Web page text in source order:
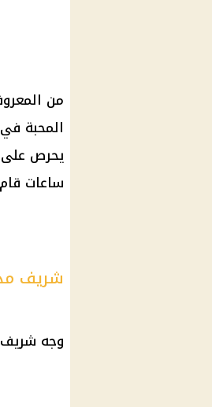
من
المحبة
يحرص على
ساعات
شريف
وجه شريف